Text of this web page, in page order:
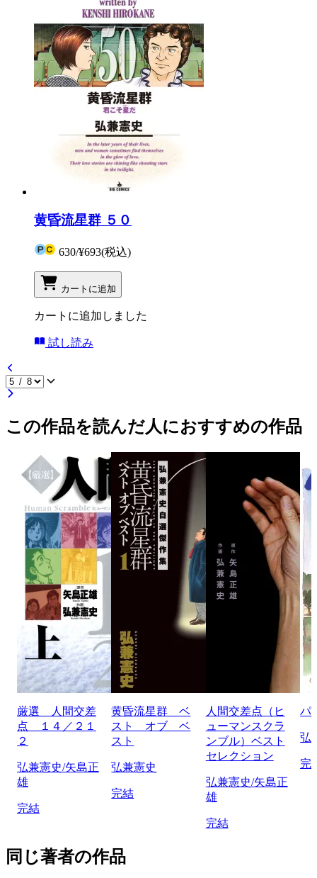
黄昏流星群 ５０
630/¥693(税込)
カートに追加
カートに追加しました
試し読み
この作品を読んだ人におすすめの作品
厳選 人間交差
点 １４／２１
２
弘兼憲史/矢島正
雄
完結
黄昏流星群 ベ
スト オブ ベ
スト
弘兼憲史
完結
人間交差点（ヒ
ューマンスクラ
ンブル）ベスト
セレクション
弘兼憲史/矢島正
雄
完結
パ
弘
完
同じ著者の作品